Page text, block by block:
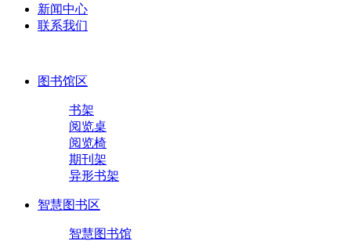
新闻中心
联系我们
图书馆区
书架
阅览桌
阅览椅
期刊架
异形书架
智慧图书区
智慧图书馆